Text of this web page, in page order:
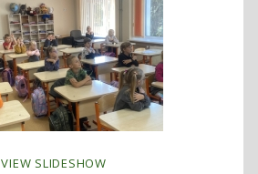
VIEW SLIDESHOW